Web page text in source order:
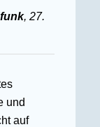
, 27.
und
auf